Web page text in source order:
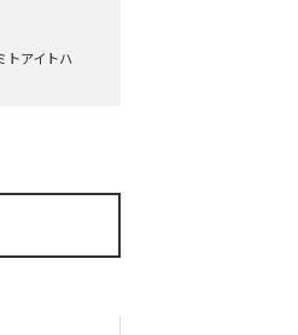
トアイトハ